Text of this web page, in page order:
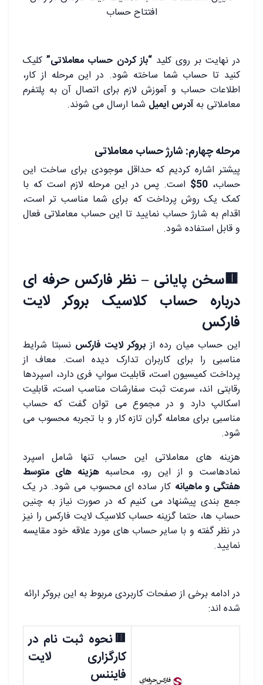
افتتاح حساب
در نهایت بر روی کلید“باز کردن حساب معاملاتی”کلیک
کنید تا حساب شما ساخته شود. در این مرحله از کار،
اطلاعات حساب و آموزش لازم برای اتصال آن به پلتفرم
معاملاتی بهآدرس ایمیل شما ارسال می شوند.
مرحله چهارم: شارژ حساب معاملاتی
پیشتر اشاره کردیم که حداقل موجودی برای ساخت این
حساب، 50$
است. پس در این مرحله لازم است که با
کمک یک روش پرداخت که برای شما مناسب تر است،
اقدام به شارژ حساب نمایید تا این حساب معاملاتی فعال
و قابل استفاده شود.
🟥سخن پایانی – نظر فارکس حرفه ای
درباره حساب کلاسیک بروکر لایت
فارکس
این حساب میان رده ازبروکر لایت فارکس نسبتا شرایط
مناسبی را برای کاربران تدارک دیده است. معاف از
پرداخت کمیسیون است، قابلیت سواپ فری دارد، اسپردها
رقابتی اند، سرعت ثبت سفارشات مناسب است، قابلیت
اسکالپ دارد و در مجموع می توان گفت که حساب
مناسبی برای معامله گران تازه کار و با تجربه محسوب می
شود.
هزینه های معاملاتی این حساب تنها شامل اسپرد
نمادهاست و از این رو، محاسبههزینه های متوسط
هفتگی و ماهیانه کار ساده ای محسوب می شود. در یک
جمع بندی پیشنهاد می کنیم که در صورت نیاز به چنین
حساب ها، حتما گزینه حساب کلاسیک لایت فارکس را نیز
در نظر گفته و با سایر حساب های مورد علاقه خود مقایسه
نمایید.
در ادامه برخی از صفحات کاربردی مربوط به این بروکر ارائه
شده اند:
🟥نحوه ثبت نام در
کارگزاری لایت
فایننس